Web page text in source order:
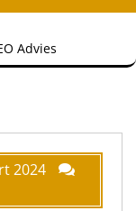
Advies
2024